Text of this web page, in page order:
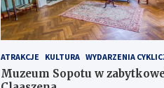
ATRAKCJE KULTURA WYDARZENIA
Muzeum Sopotu w